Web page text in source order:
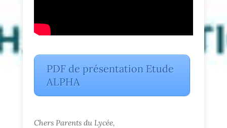
PDF de présentation Etude
ALPHA
Chers Parents du Lycée,